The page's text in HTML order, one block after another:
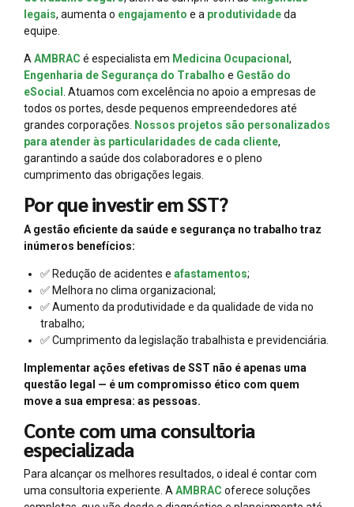
legais, aumenta o engajamento e a produtividadeda
equipe.
A AMBRAC é especialista em Medicina Ocupacional ,
Engenharia de Segurança do Trabalho e Gestão do
eSocial
. Atuamos com excelência no apoio a empresas de
todos os portes, desde pequenos empreendedores até
grandes corporações.
Nossos projetos são personalizados
para atender às particularidades de cada cliente,
garantindo a saúde dos colaboradores e o pleno
cumprimento das obrigações legais.
Por que investir em SST?
A gestão eficiente da saúde e segurança no trabalho traz
inúmeros benefícios:
✅ Redução de acidentes e afastamentos;
✅ Melhora no clima organizacional;
✅ Aumento da produtividade e da qualidade de vida no
trabalho;
✅ Cumprimento da legislação trabalhista e previdenciária.
Implementar ações efetivas de SST não é apenas uma
questão legal — é um compromisso ético com quem
move a sua empresa: as pessoas.
Conte com uma consultoria
especializada
Para alcançar os melhores resultados, o ideal é contar com
uma consultoria experiente. AAMBRAC oferece soluções